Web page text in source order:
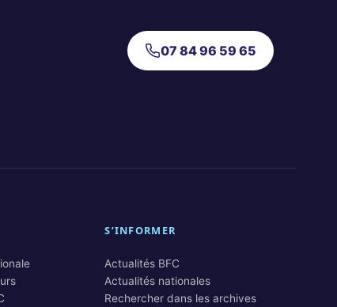
07 84 96 59 65
S’INFORMER
Actualités BFC
Actualités nationales
Rechercher dans les archives